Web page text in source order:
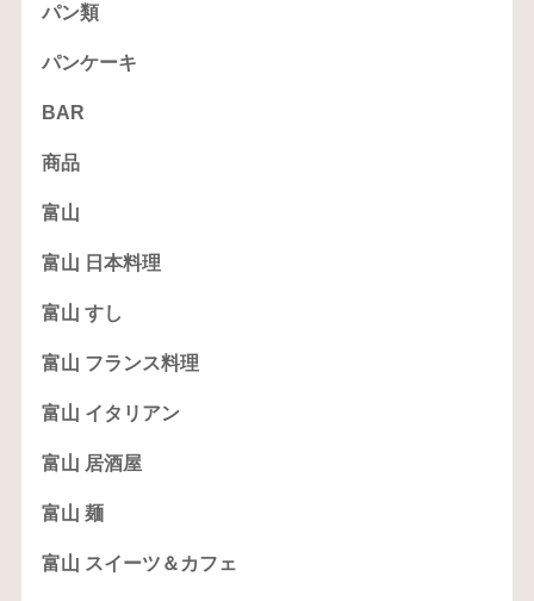
パン類
パンケーキ
BAR
商品
富山
富山 日本料理
富山 すし
富山 フランス料理
富山 イタリアン
富山 居酒屋
富山 麺
富山 スイーツ＆カフェ